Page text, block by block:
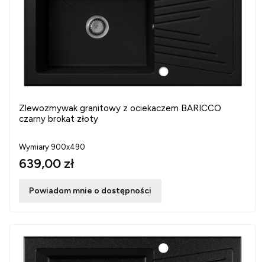
Zlewozmywak granitowy z ociekaczem BARICCO
czarny brokat złoty
Wymiary 900x490
639,00 zł
Powiadom mnie o dostępności